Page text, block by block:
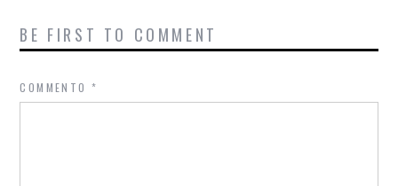
BE FIRST TO COMMENT
COMMENTO*